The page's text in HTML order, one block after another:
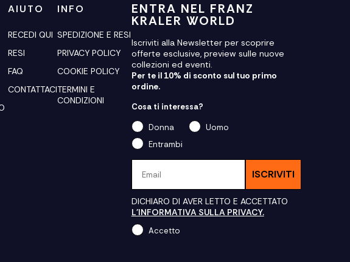
AIUTO
RECEDI QUI
RESI
FAQ
CONTATTACI
INFO
SPEDIZIONE E RESI
PRIVACY POLICY
COOKIE POLICY
TERMINI E
CONDIZIONI
ENTRA NEL FRANZ
KRALER WORLD
Iscriviti alla Newsletter per scoprire
offerte esclusive, preview sulle nuove
collezioni ed eventi.
Per te il 10% di sconto sul tuo primo
ordine.
Cosa ti interessa?
Donna
Uomo
Entrambi
ISCRIVITI
DICHIARO DI AVER LETTO E ACCETTATO
L'INFORMATIVA SULLA PRIVACY.
Accetto